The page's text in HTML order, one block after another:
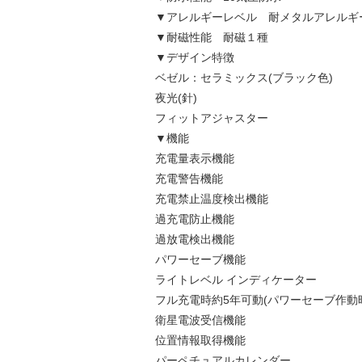
▼アレルギーレベル 耐メタルアレルギ
▼耐磁性能 耐磁１種
▼デザイン特徴
ベゼル：セラミックス(ブラック色)
夜光(針)
フィットアジャスター
▼機能
充電量表示機能
充電警告機能
充電禁止温度検出機能
過充電防止機能
過放電検出機能
パワーセーブ機能
ライトレベル インディケーター
フル充電時約5年可動(パワーセーブ作動
衛星電波受信機能
位置情報取得機能